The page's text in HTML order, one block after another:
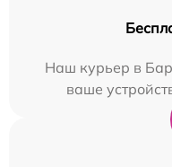
Наш курьер в
ваше